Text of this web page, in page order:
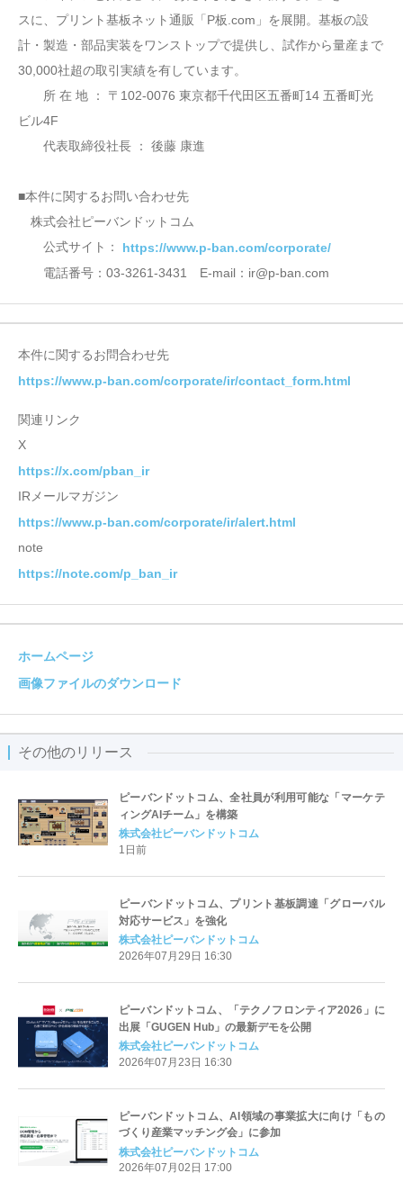
スに、プリント基板ネット通販「P板.com」を展開。基板の設
計・製造・部品実装をワンストップで提供し、試作から量産まで
30,000社超の取引実績を有しています。
所 在 地 ： 〒102-0076 東京都千代田区五番町14 五番町光
ビル4F
代表取締役社長 ： 後藤 康進
■本件に関するお問い合わせ先
株式会社ピーバンドットコム
公式サイト： https://www.p-ban.com/corporate/
電話番号：03-3261-3431 E-mail：ir@p-ban.com
本件に関するお問合わせ先
https://www.p-ban.com/corporate/ir/contact_form.html
関連リンク
X
https://x.com/pban_ir
IRメールマガジン
https://www.p-ban.com/corporate/ir/alert.html
note
https://note.com/p_ban_ir
ホームページ
画像ファイルのダウンロード
その他のリリース
ピーバンドットコム、全社員が利用可能な「マーケテ
ィングAIチーム」を構築
株式会社ピーバンドットコム
1日前
ピーバンドットコム、プリント基板調達「グローバル
対応サービス」を強化
株式会社ピーバンドットコム
2026年07月29日 16:30
ピーバンドットコム、「テクノフロンティア2026」に
出展「GUGEN Hub」の最新デモを公開
株式会社ピーバンドットコム
2026年07月23日 16:30
ピーバンドットコム、AI領域の事業拡大に向け「もの
づくり産業マッチング会」に参加
株式会社ピーバンドットコム
2026年07月02日 17:00